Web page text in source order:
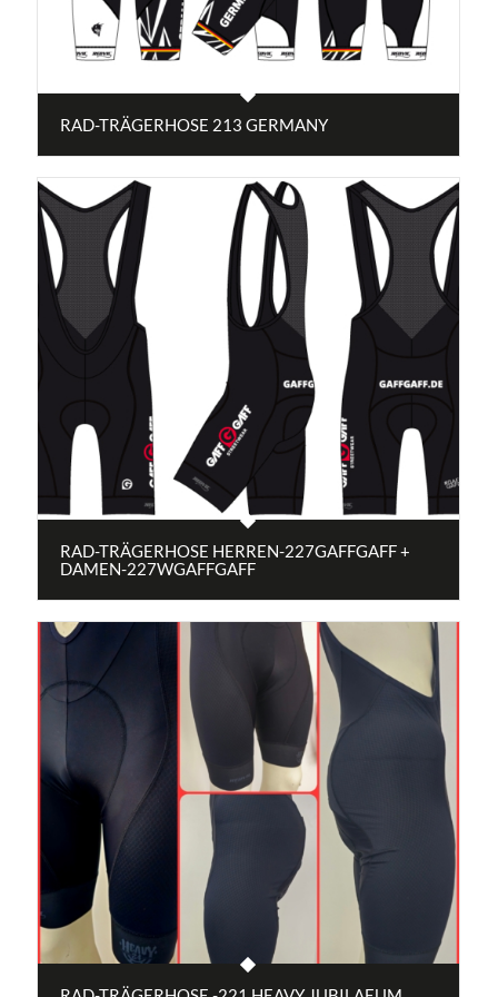
RAD-TRÄGERHOSE 213 GERMANY
RAD-TRÄGERHOSE HERREN-227GAFFGAFF +
DAMEN-227WGAFFGAFF